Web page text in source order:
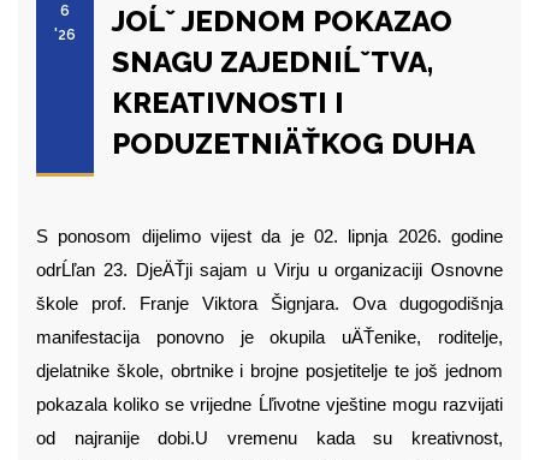
6
'26
JOĹˇ JEDNOM POKAZAO
SNAGU ZAJEDNIĹˇTVA,
KREATIVNOSTI I
PODUZETNIÄŤKOG DUHA
S ponosom dijelimo vijest da je 02. lipnja 2026. godine
odrĹľan 23. DjeÄŤji sajam u Virju u organizaciji Osnovne
škole prof. Franje Viktora Šignjara. Ova dugogodišnja
manifestacija ponovno je okupila uÄŤenike, roditelje,
djelatnike škole, obrtnike i brojne posjetitelje te još jednom
pokazala koliko se vrijedne Ĺľivotne vještine mogu razvijati
od najranije dobi.U vremenu kada su kreativnost,